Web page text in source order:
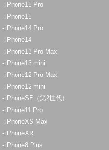
iPhone15 Pro
iPhone15
iPhone14 Pro
iPhone14
iPhone13 Pro Max
iPhone13 mini
iPhone12 Pro Max
iPhone12 mini
iPhoneSE（第2世代）
iPhone11 Pro
iPhoneXS Max
iPhoneXR
iPhone8 Plus